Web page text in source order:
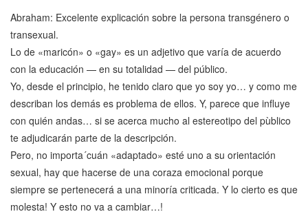
Abraham: Excelente explicación sobre la persona transgénero o
transexual.
Lo de «maricón» o «gay» es un adjetivo que varía de acuerdo
con la educación — en su totalidad — del público.
Yo, desde el principio, he tenido claro que yo soy yo… y como me
describan los demás es problema de ellos. Y, parece que influye
con quién andas… si se acerca mucho al estereotipo del pùblico
te adjudicarán parte de la descripción.
Pero, no importa´cuán «adaptado» esté uno a su orientación
sexual, hay que hacerse de una coraza emocional porque
siempre se pertenecerá a una minoría criticada. Y lo cierto es que
molesta! Y esto no va a cambiar…!